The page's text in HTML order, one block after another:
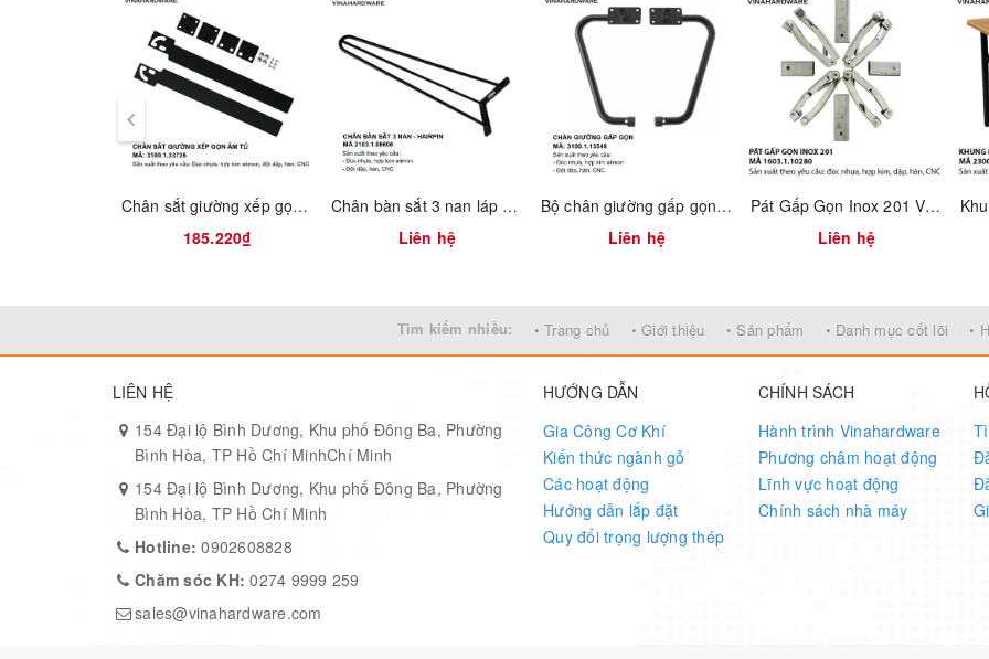
Thông số sản phẩm:
Kích thước khung: Dài 1100mm × Rộng 550mm × Cao 730mm
Kích thước mặt bàn đề xuất: 1200mm × 600mm
Chất liệu: Thép sơn tĩnh điện
Chân sắt giường xếp gọn âm tủ Vinahardware - Mã 3100.1.33726
185.220₫
Chân bàn sắt 3 nan láp 10mm - Chân Hairpin Vinahardware - Mã 2103.1.08606
Liên hệ
Bộ chân giường gấp gọn – Mã 3100.1.13548 | Vinahardware
Liên hệ
Pát Gấp Gọn Inox 201 Vinahardware – Mã 1603.1.10280
Liên hệ
Tìm kiếm nhiều: • Trang chủ • Giới thiệu • Sản phẩm • Danh mục cốt lõi •
LIÊN HỆ
154 Đại lộ Bình Dương, Khu phố Đông Ba, Phường
Bình Hòa, TP Hồ Chí MinhChí Minh
154 Đại lộ Bình Dương, Khu phố Đông Ba, Phường
Bình Hòa, TP Hồ Chí Minh
Hotline:0902608828
Chăm sóc KH:0274 9999 259
sales@vinahardware.com
HƯỚNG DẪN
Gia Công Cơ Khí
Kiến thức ngành gỗ
Các hoạt động
Hướng dẫn lắp đặt
Quy đổi trọng lượng thép
CHÍNH SÁCH
Hành trình Vinahardware
Phương châm hoạt động
Lĩnh vực hoạt động
Chính sách nhà máy